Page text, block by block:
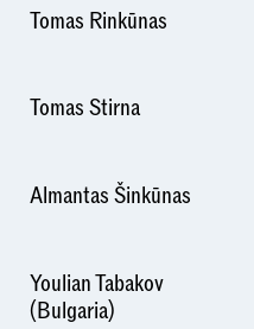
Tomas Rinkūnas
Tomas Stirna
Almantas Šinkūnas
Youlian Tabakov
(Bulgaria)